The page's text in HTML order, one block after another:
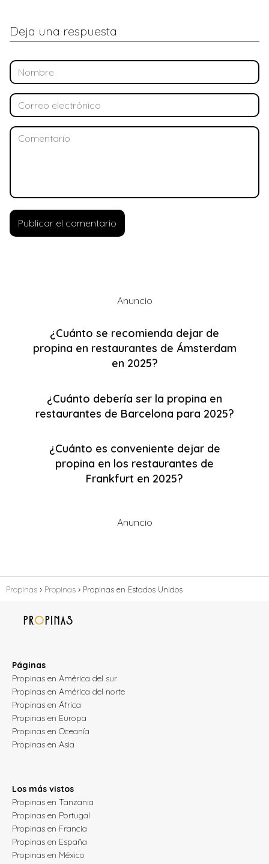
Deja una respuesta
Anuncio
¿Cuánto se recomienda dejar de
propina en restaurantes de Ámsterdam
en 2025?
¿Cuánto debería ser la propina en
restaurantes de Barcelona para 2025?
¿Cuánto es conveniente dejar de
propina en los restaurantes de
Frankfurt en 2025?
Anuncio
Propinas Propinas Propinas en Estados Unidos
Páginas
Propinas en América del sur
Propinas en América del norte
Propinas en África
Propinas en Europa
Propinas en Oceanía
Propinas en Asia
Los más vistos
Propinas en Tanzania
Propinas en Portugal
Propinas en Francia
Propinas en España
Propinas en México